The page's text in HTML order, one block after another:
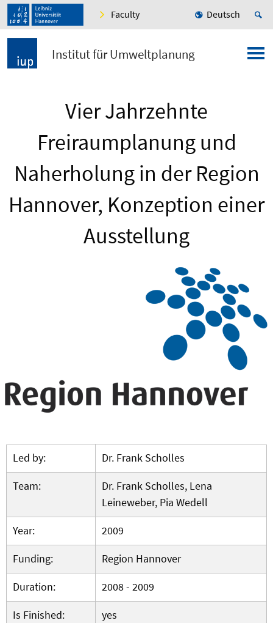
Faculty Deutsch
Institut für Umweltplanung
Vier Jahrzehnte
Freiraumplanung und
Naherholung in der Region
Hannover, Konzeption einer
Ausstellung
Led by:
Dr. Frank Scholles
Team:
Dr. Frank Scholles, Lena
Leineweber, Pia Wedell
Year:
2009
Funding:
Region Hannover
Duration:
2008 - 2009
Is Finished:
yes